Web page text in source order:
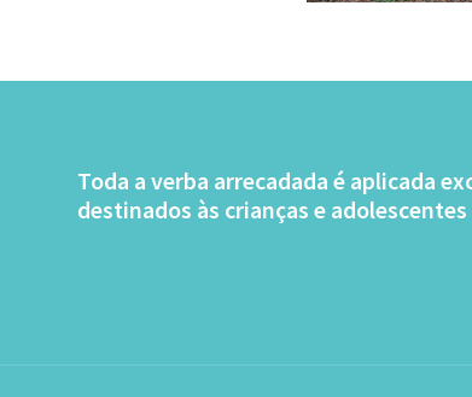
Toda a verba arrecadada é aplicada
destinados às crianças e